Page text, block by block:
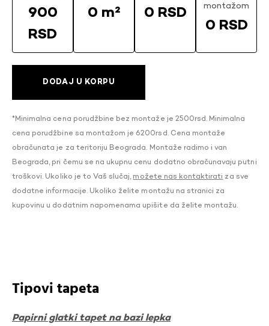
900
RSD
0 m² 0 RSD
montažom
0 RSD
DODAJ U KORPU
*Minimalna cena porudžbine bez montaže je 2500rsd. Minimalna
cena porudžbine sa montažom je 6200rsd. Cena montaže
obračunata je za teritoriju Beograda. Montaže radimo i van
Beograda, pri čemu se na ukupnu cenu dodatno obračunavaju putni
troškovi. Ukoliko je to Vaš slučaj, možete nas kontaktirati za sve
dodatne informacije. Ukoliko želite montažu na stranici za
kupovinu u dodatnim napomenama upišite da želite montažu.
Tipovi tapeta
Papirni glatki tapet na bazi lepka